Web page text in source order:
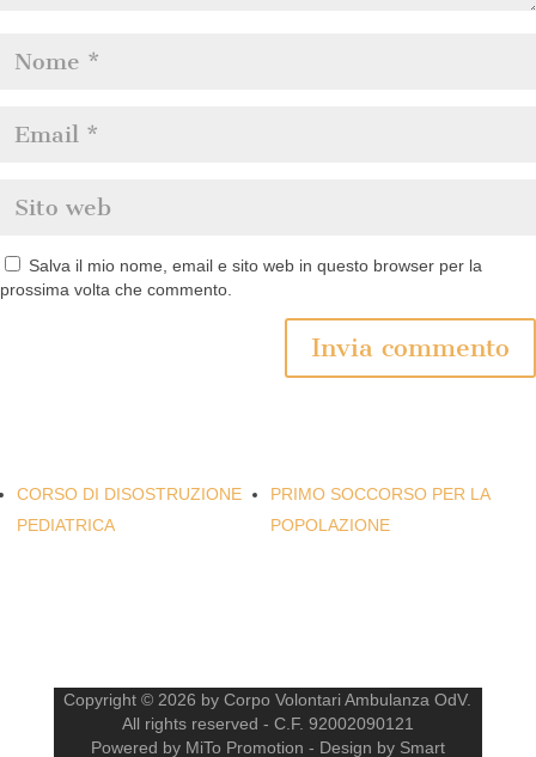
Salva il mio nome, email e sito web in questo browser per la
prossima volta che commento.
CORSO DI DISOSTRUZIONE
PEDIATRICA
PRIMO SOCCORSO PER LA
POPOLAZIONE
Copyright © 2026 by Corpo Volontari Ambulanza OdV.
All rights reserved - C.F. 92002090121
Powered by MiTo Promotion - Design by Smart